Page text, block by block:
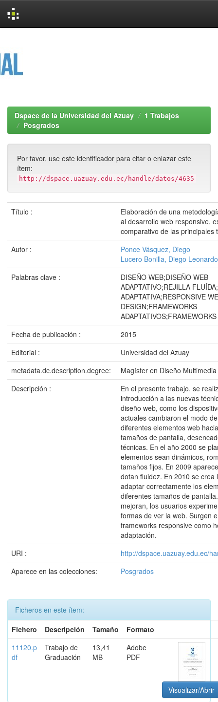
Dspace de la Universidad del Azuay
1 Trabajos
Posgrados
Por favor, use este identificador para citar o enlazar este
ítem:
http://dspace.uazuay.edu.ec/handle/datos/4635
Título :
Elaboración de una
al desarrollo web responsive,
comparativo de las principales
Autor :
Ponce Vásquez, Diego
Lucero Bonilla, Diego Leonardo
Palabras clave :
DISEÑO WEB;DISEÑO WEB
ADAPTATIVO;REJILLA
ADAPTATIVA;RESPONSIVE
DESIGN;FRAMEWORKS
Fecha de publicación :
2015
Editorial :
Universidad del Azuay
metadata.dc.description.degree:
Magíster en Diseño Multimedia
Descripción :
En el presente trabajo, se
introducción a las nuevas
diseño web, como los
actuales cambiaron el modo
diferentes elementos web
tamaños de pantalla,
técnicas. En el año 2000 se
elementos sean dinámicos,
tamaños fijos. En 2009
dotan fluidez. En 2010 se crea
adaptar correctamente los
diferentes tamaños de
mejoran, los usuarios
formas de ver la web. Surgen
frameworks responsive como
adaptación.
URI :
http://dspace.uazuay.edu.ec/
Aparece en las colecciones:
Posgrados
Ficheros en este ítem:
Fichero
Descripción Tamaño
Formato
11120.p
df
Trabajo de
Graduación
13,41
MB
Adobe
PDF
Visualizar/Abrir